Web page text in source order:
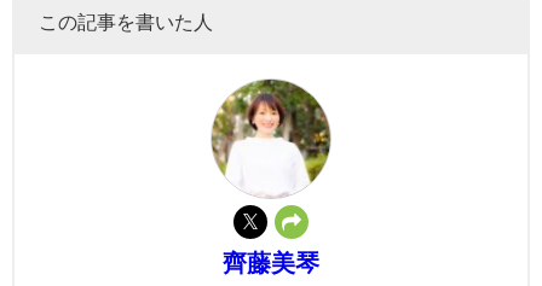
この記事を書いた人
齊藤美琴